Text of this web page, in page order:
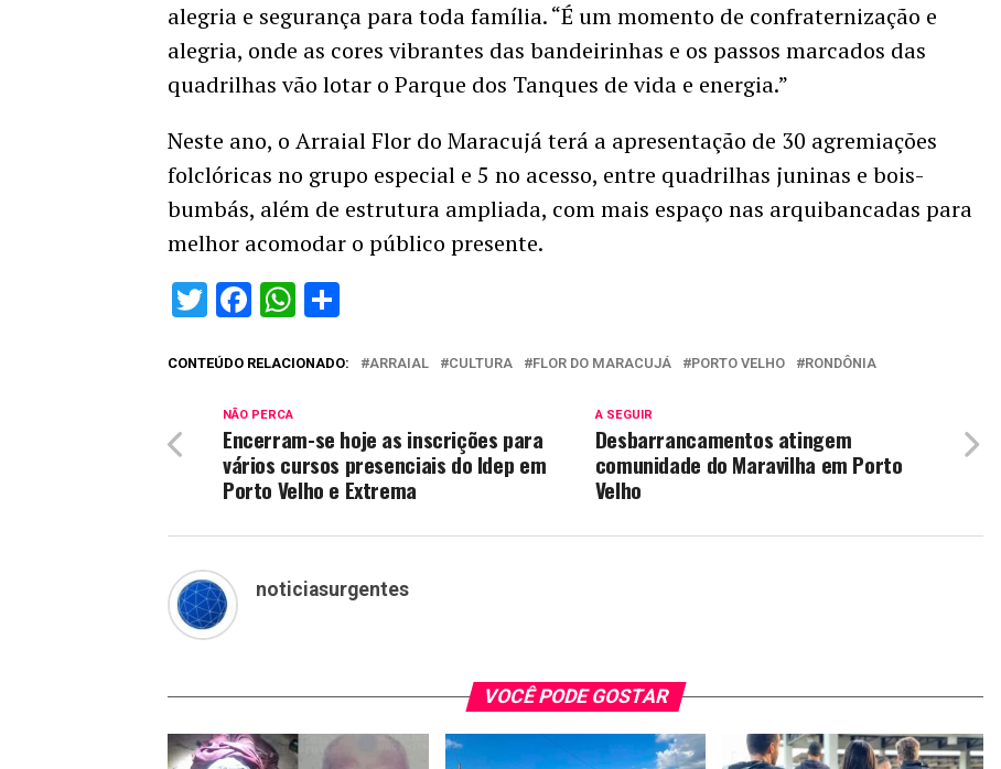
alegria e segurança para toda família. “É um momento de confraternização e
alegria, onde as cores vibrantes das bandeirinhas e os passos marcados das
quadrilhas vão lotar o Parque dos Tanques de vida e energia.”
Neste ano, o Arraial Flor do Maracujá terá a apresentação de 30 agremiações
folclóricas no grupo especial e 5 no acesso, entre quadrilhas juninas e bois-
bumbás, além de estrutura ampliada, com mais espaço nas arquibancadas para
melhor acomodar o público presente.
Twitter
Facebook
WhatsApp
CONTEÚDO RELACIONADO: ARRAIAL CULTURA FLOR DO MARACUJÁ PORTO VELHO RONDÔNIA
A SEGUIR
Desbarrancamentos atingem
comunidade do Maravilha em Porto
Velho
NÃO PERCA
Encerram-se hoje as inscrições para
vários cursos presenciais do Idep em
Porto Velho e Extrema
noticiasurgentes
VOCÊ PODE GOSTAR